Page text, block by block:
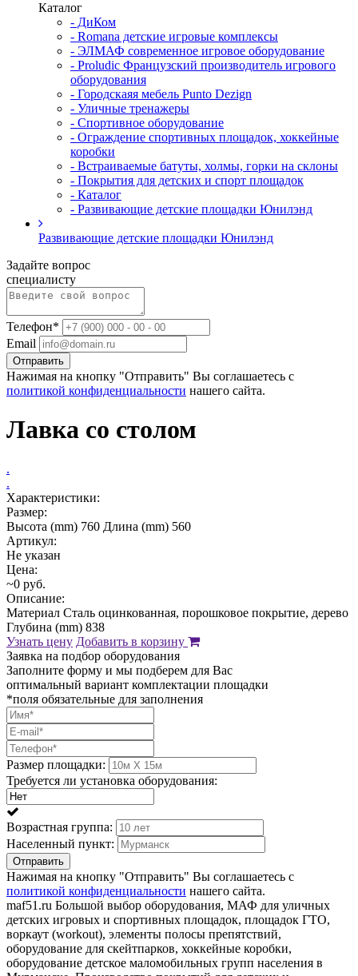
Каталог
- ДиКом
- Romana детские игровые комплексы
- ЭЛМАФ современное игровое оборудование
- Proludic Французский производитель игрового
оборудования
- Городскаяя мебель Punto Dezign
- Уличные тренажеры
- Спортивное оборудование
- Ограждение спортивных площадок, хоккейные
коробки
- Встраиваемые батуты, холмы, горки на склоны
- Покрытия для детских и спорт площадок
- Каталог
- Развивающие детские площадки Юнилэнд
Развивающие детские площадки Юнилэнд
Задайте вопрос
специалисту
Телефон*
Email
Отправить
Нажимая на кнопку "Отправить" Вы соглашаетесь с
политикой конфиденциальности нашего сайта.
Лавка со столом
.
.
Характеристики:
Размер:
Высота (mm) 760 Длина (mm) 560
Артикул:
Не указан
Цена:
~0 руб.
Описание:
Материал Сталь оцинкованная, порошковое покрытие, дерево
Глубина (mm) 838
Узнать цену Добавить в корзину
Заявка на подбор оборудования
Заполните форму и мы подберем для Вас
оптимальный вариант комплектации площадки
*поля обязательные для заполнения
Размер площадки:
Требуется ли установка оборудования:
Возрастная группа:
Населенный пункт:
Отправить
Нажимая на кнопку "Отправить" Вы соглашаетесь с
политикой конфиденциальности нашего сайта.
maf51.ru Большой выбор оборудования, МАФ для уличных
детских игровых и спортивных площадок, площадок ГТО,
воркаут (workout), элементы полосы препятствий,
оборудование для скейтпарков, хоккейные коробки,
оборудование детское маломобильных групп населения в